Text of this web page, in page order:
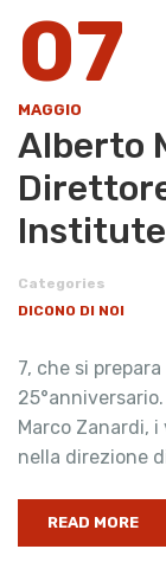
07
MAGGIO
Alberto
Categories
DICONO DI NOI
7, che si
Marco Zanardi,
nella direzione
READ MORE